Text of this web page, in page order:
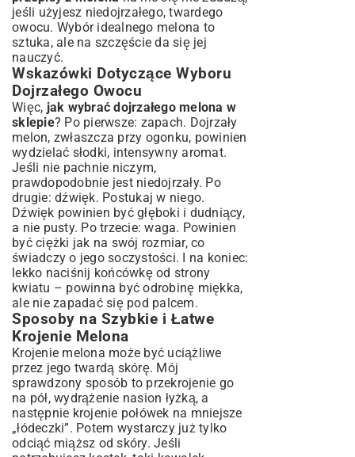
jeśli użyjesz niedojrzałego, twardego
owocu. Wybór idealnego melona to
sztuka, ale na szczęście da się jej
nauczyć.
Wskazówki Dotyczące Wyboru
Dojrzałego Owocu
Więc, jak wybrać dojrzałego melona w
sklepie? Po pierwsze: zapach. Dojrzały
melon, zwłaszcza przy ogonku, powinien
wydzielać słodki, intensywny aromat.
Jeśli nie pachnie niczym,
prawdopodobnie jest niedojrzały. Po
drugie: dźwięk. Postukaj w niego.
Dźwięk powinien być głęboki i dudniący,
a nie pusty. Po trzecie: waga. Powinien
być ciężki jak na swój rozmiar, co
świadczy o jego soczystości. I na koniec:
lekko naciśnij końcówkę od strony
kwiatu – powinna być odrobinę miękka,
ale nie zapadać się pod palcem.
Sposoby na Szybkie i Łatwe
Krojenie Melona
Krojenie melona może być uciążliwe
przez jego twardą skórę. Mój
sprawdzony sposób to przekrojenie go
na pół, wydrążenie nasion łyżką, a
następnie krojenie połówek na mniejsze
„łódeczki”. Potem wystarczy już tylko
odciąć miąższ od skóry. Jeśli